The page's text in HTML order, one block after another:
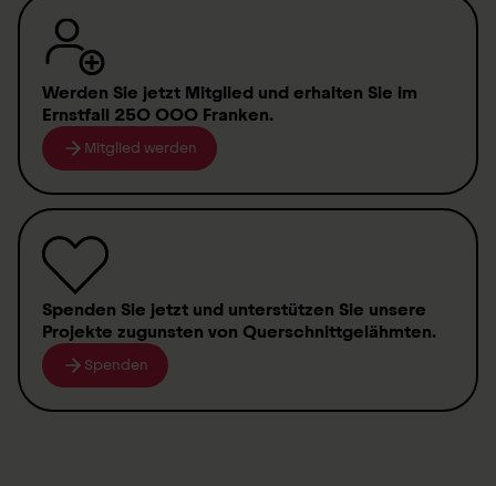
Werden Sie jetzt Mitglied und erhalten Sie im
Ernstfall 250 000 Franken.
Mitglied werden
Spenden Sie jetzt und unterstützen Sie unsere
Projekte zugunsten von Querschnittgelähmten.
Spenden